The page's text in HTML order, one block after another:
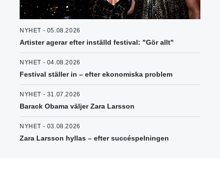
NYHET - 05.08.2026
Artister agerar efter inställd festival: "Gör allt"
NYHET - 04.08.2026
Festival ställer in – efter ekonomiska problem
NYHET - 31.07.2026
Barack Obama väljer Zara Larsson
NYHET - 03.08.2026
Zara Larsson hyllas – efter succéspelningen